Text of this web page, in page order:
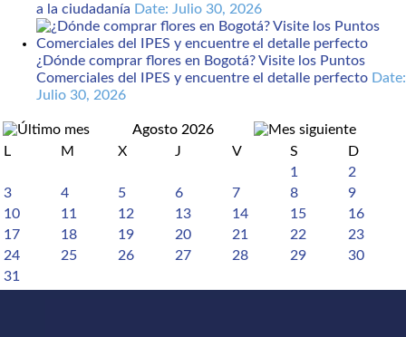
a la ciudadanía Date: Julio 30, 2026
¿Dónde comprar flores en Bogotá? Visite los Puntos
Comerciales del IPES y encuentre el detalle perfecto Date:
Julio 30, 2026
Agosto 2026
L
M X J V S
D
1
2
3
4 5 6 7 8
9
10
11 12 13 14 15
16
17
18 19 20 21 22
23
24
25 26 27 28 29
30
31